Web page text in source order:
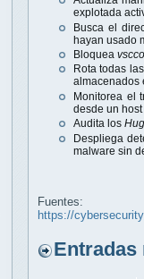
explotada
Busca el
hayan usado
Bloquea
Rota todas
almacenados
Monitorea el
desde un
Audita los
Despliega
malware sin
Fuentes:
https://
Entradas